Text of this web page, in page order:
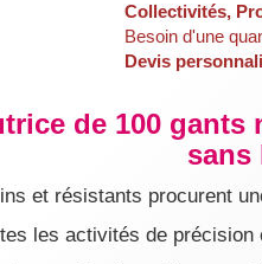
Collectivités,
Besoin d'une
Devis
de 100 gants
sans
et résistants procurent
les activités de